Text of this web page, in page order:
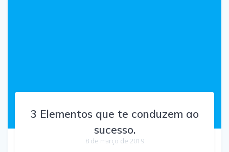
3 Elementos que te conduzem ao
sucesso.
8 de março de 2019